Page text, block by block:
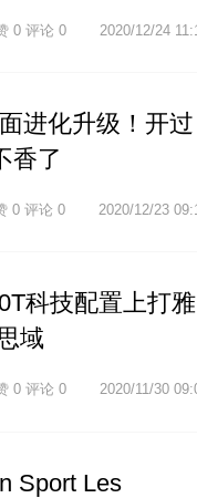
2020/12/24
0 评论 0
进化升级！开过
香了
2020/12/23
0 评论 0
科技配置上打雅
域
2020/11/30
0 评论 0
Sport Les